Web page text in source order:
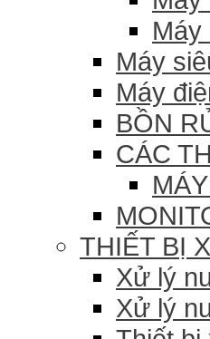
Máy
Máy
Máy
BỒN
CÁC
THIẾT BỊ
Xử lý
Xử lý